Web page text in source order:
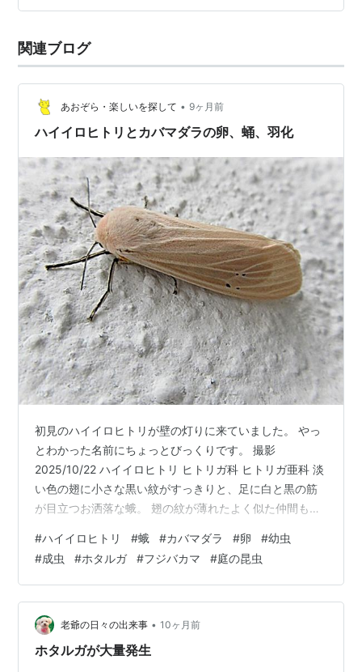
ホタルガは後翅が黒色ですが、シロシタホタルガは白色
ランク分類： チョウ目マダラガ上科マダラガ科ホタルガ
亜科翅を広げた長さ： 45…
関連ブログ
あおぞら・楽しいを探して • 9ヶ月前
ハイイロヒトリとカバマダラの卵、蛹、羽化
初見のハイイロヒトリが壁の灯りに来ていました。 やっ
とわかった名前にちょっとびっくりです。 撮影
2025/10/22 ハイイロヒトリ ヒトリガ科 ヒトリガ亜科 淡
い色の翅に小さな黒い紋がすっきりと、足に白と黒の筋
が目立つお洒落な蛾。 翅の紋が薄れたよく似た仲間もい
ろと逃げていくハイイロヒトリの翅を綿棒で持ち上げる
と、 鮮やかな濃い黄色い縦じまと黒い丸い模様が並んで
います。 大きなお腹と白い後ろ翅の雌かな。 ごめんね！
もう終わりです!(^^)! 翅を閉じて背面からもう一枚！ 鹿
児島市の我が家の周りで初めて見るハイイロヒトリは な
かなか上品なお…
#ハイイロヒトリ #蛾 #カバマダラ #卵 #幼虫
#成虫 #ホタルガ #フジバカマ #庭の昆虫
老爺の日々の出来事 • 10ヶ月前
ホタルガが大量発生